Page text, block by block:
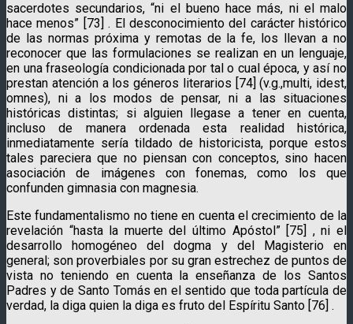
sacerdotes secundarios, “ni el bueno hace más, ni el malo
hace menos” [73] . El desconocimiento del carácter histórico
de las normas próxima y remotas de la fe, los llevan a no
reconocer que las formulaciones se realizan en un lenguaje,
en una fraseología condicionada por tal o cual época, y así no
prestan atención a los géneros literarios [74] (v.g.,multi, idest,
omnes), ni a los modos de pensar, ni a las situaciones
históricas distintas; si alguien llegase a tener en cuenta,
incluso de manera ordenada esta realidad histórica,
inmediatamente sería tildado de historicista, porque estos
tales pareciera que no piensan con conceptos, sino hacen
asociación de imágenes con fonemas, como los que
confunden gimnasia con magnesia.
Este fundamentalismo no tiene en cuenta el crecimiento de la
revelación “hasta la muerte del último Apóstol” [75] , ni el
desarrollo homogéneo del dogma y del Magisterio en
general; son proverbiales por su gran estrechez de puntos de
vista no teniendo en cuenta la enseñanza de los Santos
Padres y de Santo Tomás en el sentido que toda partícula de
verdad, la diga quien la diga es fruto del Espíritu Santo [76] .